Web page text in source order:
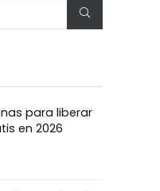
para liberar
en 2026